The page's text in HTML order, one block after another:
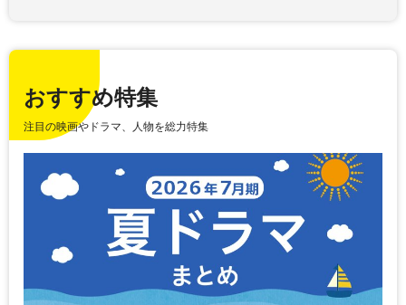
おすすめ特集
注目の映画やドラマ、人物を総力特集